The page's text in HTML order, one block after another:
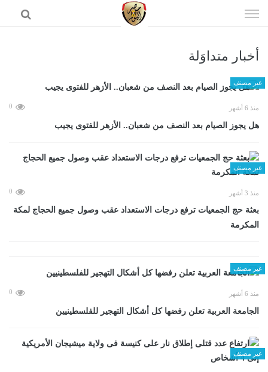
الى
أخبار متداوَلة
غير مصنف
منذ 6 أشهر 0
هل يجوز الصيام بعد النصف من شعبان.. الأزهر للفتوى يجيب
غير مصنف
منذ 3 أشهر 0
بعثة حج الجمعيات ترفع درجات الاستعداد عقب وصول جميع الحجاج لمكة
المكرمة
غير مصنف
منذ 6 أشهر 0
الجامعة العربية تعلن رفضها كل أشكال التهجير للفلسطينيين
غير مصنف